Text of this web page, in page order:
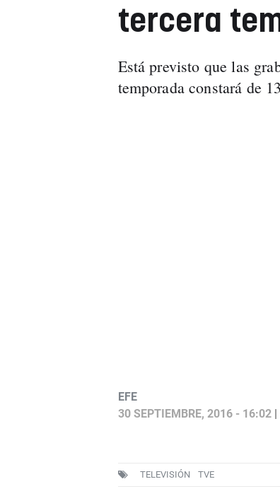
tercera
Está previsto que las
temporada constará de
EFE
30 SEPTIEMBRE, 2016 - 16:02|
TELEVISIÓN TVE